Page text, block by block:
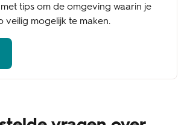
tips om de omgeving waarin je
veilig mogelijk te maken.